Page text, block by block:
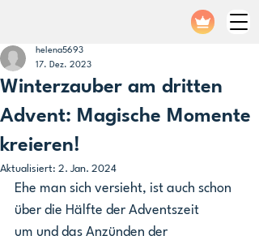
Winterzauber am dritten
Advent: Magische Momente
kreieren!
helena5693
17. Dez. 2023
Aktualisiert: 2. Jan. 2024
Ehe man sich versieht, ist auch schon
über die Hälfte der Adventszeit
um und das Anzünden der